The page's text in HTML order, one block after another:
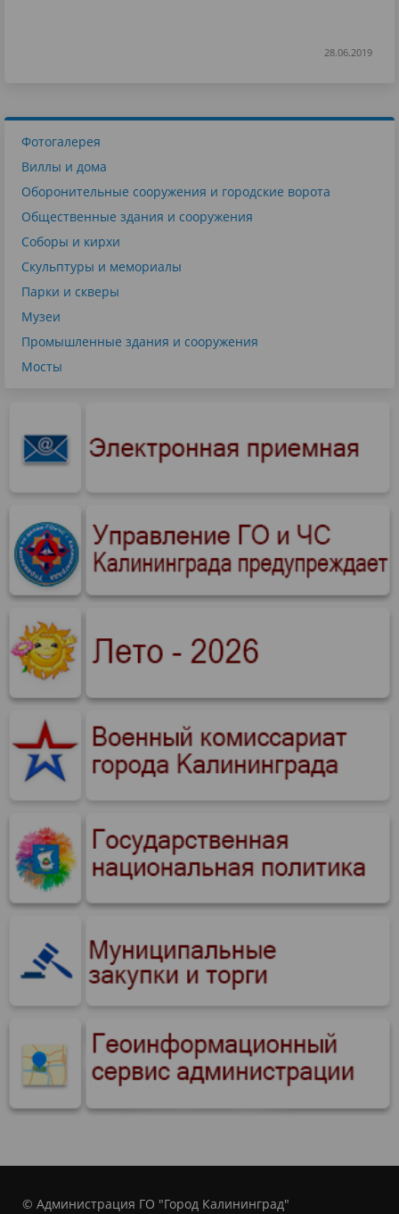
28.06.2019
Фотогалерея
Виллы и дома
Оборонительные сооружения и городские ворота
Общественные здания и сооружения
Соборы и кирхи
Скульптуры и мемориалы
Парки и скверы
Музеи
Промышленные здания и сооружения
Мосты
© Администрация ГО "Город Калининград"